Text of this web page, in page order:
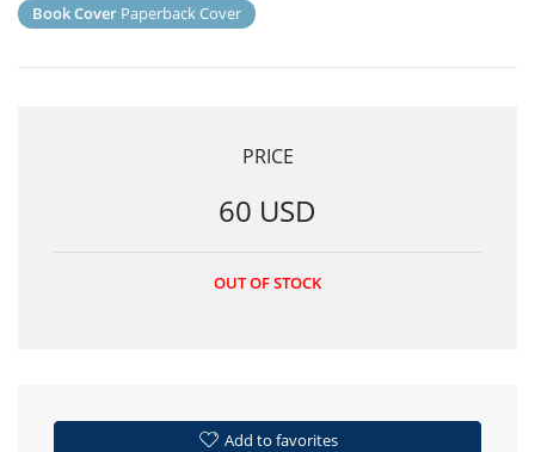
Book Cover Paperback Cover
PRICE
60 USD
OUT OF STOCK
Add to favorites